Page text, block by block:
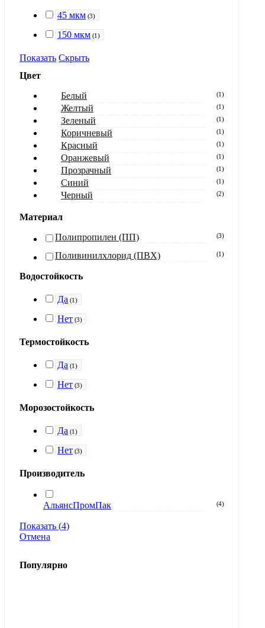
45 мкм (3)
150 мкм (1 )
Показать Скрыть
Цвет
Белый
(1 )
Желтый (1 )
Зеленый (1 )
Коричневый (1 )
Красный (1 )
Оранжевый (1 )
Прозрачный (1 )
Синий (1 )
Черный (2)
Материал
Полипропилен (ПП)
(3)
Поливинилхлорид (ПВХ) (1 )
Водостойкость
Да (1 )
Нет (3)
Термостойкость
Да (1 )
Нет (3)
Морозостойкость
Да (1 )
Нет (3)
Производитель
АльянсПромПак (4)
Показать (4)
Отмена
Популярно